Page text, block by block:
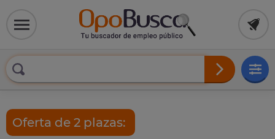
Oferta de 2 plazas: